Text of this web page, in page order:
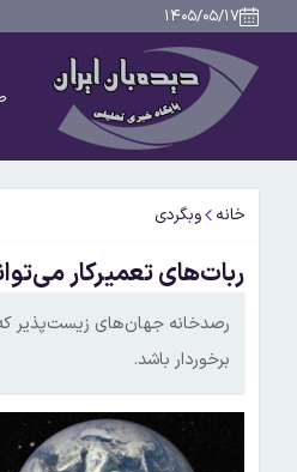
۱۴۰۵/۰۵/۱۷
خانه وبگردی
ربات‌های تعمیرکار
برخوردار باشد.